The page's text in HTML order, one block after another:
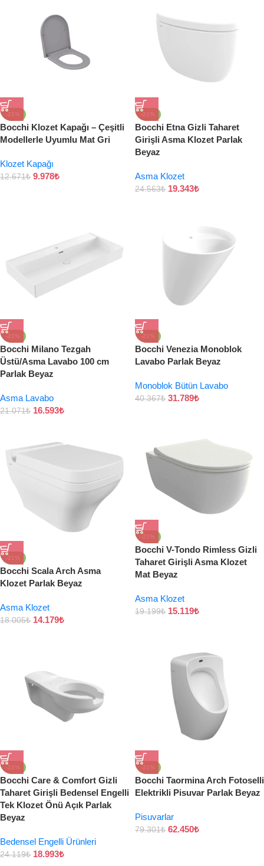
-21%
Bocchi Klozet Kapağı – Çeşitli
Modellerle Uyumlu Mat Gri
Klozet Kapağı
12.671₺ 9.978₺
-21%
Bocchi Etna Gizli Taharet
Girişli Asma Klozet Parlak
Beyaz
Asma Klozet
24.563₺ 19.343₺
-21%
Bocchi Milano Tezgah
Üstü/Asma Lavabo 100 cm
Parlak Beyaz
Asma Lavabo
21.071₺ 16.593₺
-21%
Bocchi Venezia Monoblok
Lavabo Parlak Beyaz
Monoblok Bütün Lavabo
40.367₺ 31.789₺
-21%
Bocchi Scala Arch Asma
Klozet Parlak Beyaz
Asma Klozet
18.005₺ 14.179₺
-21%
Bocchi V-Tondo Rimless Gizli
Taharet Girişli Asma Klozet
Mat Beyaz
Asma Klozet
19.199₺ 15.119₺
-21%
Bocchi Care & Comfort Gizli
Taharet Girişli Bedensel Engelli
Tek Klozet Önü Açık Parlak
Beyaz
Bedensel Engelli Ürünleri
24.119₺ 18.993₺
-21%
Bocchi Taormina Arch Fotoselli
Elektrikli Pisuvar Parlak Beyaz
Pisuvarlar
79.301₺ 62.450₺